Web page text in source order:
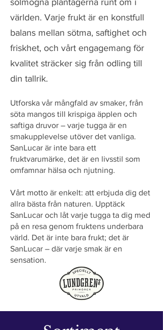
solmogna plantagerna runt om i
världen. Varje frukt är en konstfull
balans mellan sötma, saftighet och
friskhet, och vårt engagemang för
kvalitet sträcker sig från odling till
din tallrik.
Utforska vår mångfald av smaker, från
söta mangos till krispiga äpplen och
saftiga druvor – varje tugga är en
smakupplevelse utöver det vanliga.
SanLucar är inte bara ett
fruktvarumärke, det är en livsstil som
omfamnar hälsa och njutning.
Vårt motto är enkelt: att erbjuda dig det
allra bästa från naturen. Upptäck
SanLucar och låt varje tugga ta dig med
på en resa genom fruktens underbara
värld. Det är inte bara frukt; det är
SanLucar – där varje smak är en
sensation.